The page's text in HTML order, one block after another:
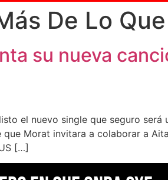
De Lo
su nueva
el nuevo single que seguro
que Morat invitara a colaborar a
[…]